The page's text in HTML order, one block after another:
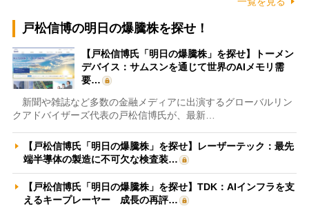
戸松信博の明日の爆騰株を探せ！
【戸松信博氏「明日の爆騰株」を探せ】トーメン
デバイス：サムスンを通じて世界のAIメモリ需
要…
新聞や雑誌など多数の金融メディアに出演するグローバルリン
クアドバイザーズ代表の戸松信博氏が、最新…
【戸松信博氏「明日の爆騰株」を探せ】レーザーテック：最先
端半導体の製造に不可欠な検査装…
【戸松信博氏「明日の爆騰株」を探せ】TDK：AIインフラを支
えるキープレーヤー 成長の再評…